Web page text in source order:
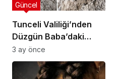
Tunceli Valiliği’nden
Düzgün Baba’daki
tahribatla ilgili
açıklama: Olaya
muhtar dahil 4 kişi
Güncel
3 ay önce